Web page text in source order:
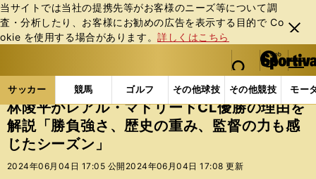
当サイトでは当社の提携先等がお客様のニーズ等について調
査・分析したり、お客様にお勧めの広告を表⽰する⽬的で Co
okie を使⽤する場合があります。詳しくはこちら
閉じ
る
web Sportiva (webスポルティーバ)
検索
マイペ
ー
ジ
メニュ
サッカー 競馬 ゴルフ その他球技 その他競技 モー
ス
ポ
ル
テ
ー
サッカーの記事一覧 海外サッカー 海外サッカー
林陵平がレアル・マドリードCL優勝の理由を
解説「勝負強さ、歴史の重み、監督の力も感
じたシーズン」
2024年06月04日 17:05 公開 2024年06月04日 17:08 更新